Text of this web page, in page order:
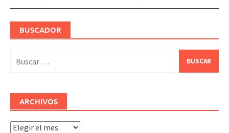
BUSCADOR
ARCHIVOS
Archivos